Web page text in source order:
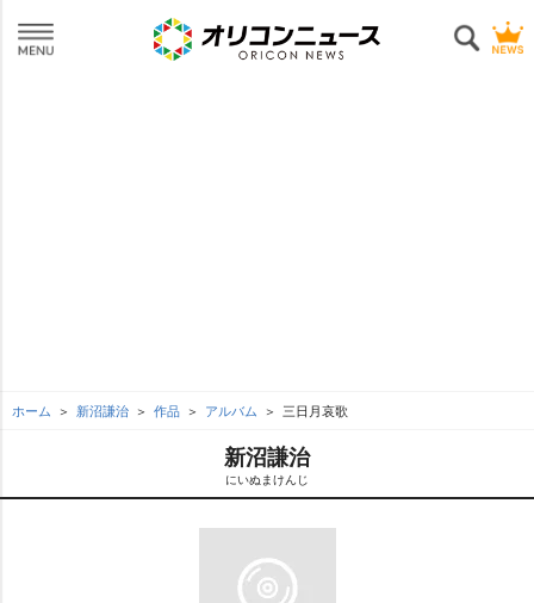
ホーム 新沼謙治 作品 アルバム 三日月哀歌
新沼謙治
にいぬまけんじ